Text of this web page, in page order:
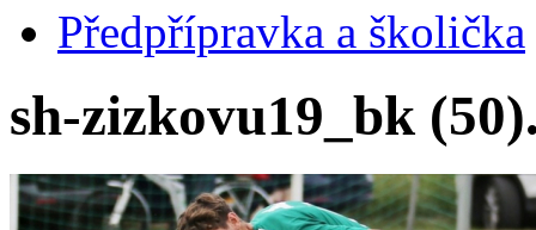
Předpřípravka a školička
sh-zizkovu19_bk